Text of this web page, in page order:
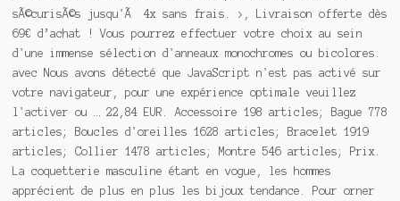
sÃ©curisÃ©s jusqu'Ã 4x sans frais. >, Livraison offerte dès
69€ d’achat ! Vous pourrez effectuer votre choix au sein
d'une immense sélection d'anneaux monochromes ou bicolores.
avec Nous avons détecté que JavaScript n'est pas activé sur
votre navigateur, pour une expérience optimale veuillez
l'activer ou … 22,84 EUR. Accessoire 198 articles; Bague 778
articles; Boucles d'oreilles 1628 articles; Bracelet 1919
articles; Collier 1478 articles; Montre 546 articles; Prix.
La coquetterie masculine étant en vogue, les hommes
apprécient de plus en plus les bijoux tendance. Pour orner